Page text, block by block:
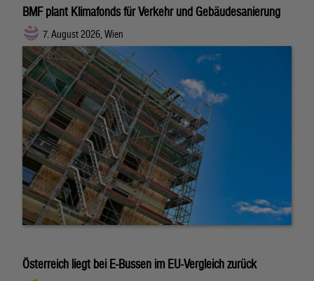
BMF plant Klimafonds für Verkehr und Gebäudesanierung
7. August 2026, Wien
Österreich liegt bei E-Bussen im EU-Vergleich zurück